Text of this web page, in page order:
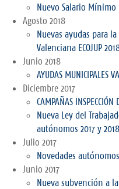
Nuevo Salario
Agosto 2018
Nuevas ayudas para
Valenciana ECOJUP
Junio 2018
AYUDAS MUNICIPALES
Diciembre 2017
CAMPAÑAS
Nueva Ley del
autónomos 2017 y 2018
Julio 2017
Novedades
Junio 2017
Nueva subvención a